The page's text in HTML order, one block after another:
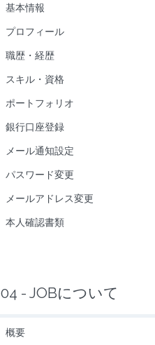
基本情報
プロフィール
職歴・経歴
スキル・資格
ポートフォリオ
銀行口座登録
メール通知設定
パスワード変更
メールアドレス変更
本人確認書類
04 - JOBについて
概要